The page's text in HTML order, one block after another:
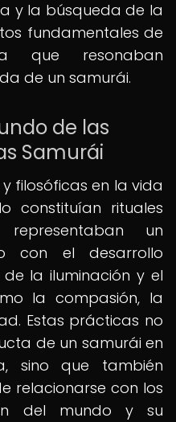
y la búsqueda de la
fundamentales de
que resonaban
de un samurái.
de las
Samurái
filosóficas en la vida
constituían rituales
un
con el desarrollo
la iluminación y el
la compasión, la
Estas prácticas no
de un samurái en
sino que también
relacionarse con los
del mundo y su